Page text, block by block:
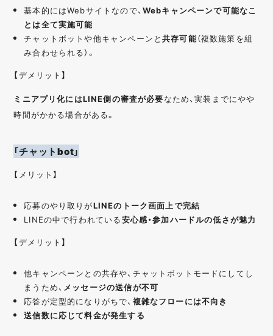
基本的にはWebサイトなので、 Webキャンペーンで可能なこ
とは全て実施可能
チャットボットや他キャンペーンと共存可能（複数施策を組
み合わせられる）。
【デメリット】
ミニアプリ化にはLINE側の審査が必要なため、実装までにやや
時間がかかる場合がある。
「チャットbot」
【メリット】
応募のやり取りがLINEのトーク画面上で完結
LINEの中で行われている安心感・参加ハードルの低さが魅力
【デメリット】
他キャンペーンとの共存や、チャットボットモードにしてし
まうため、 メッセージの送信が不可
応答が定型的になりがちで、 複雑なフローには不向き
送信数に応じて料金が発生する